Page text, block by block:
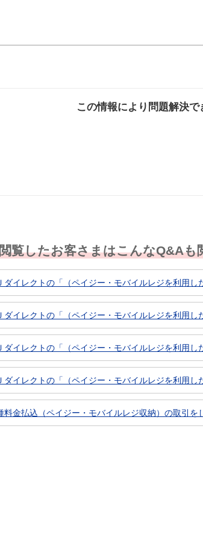
この情報により問題解決で
覧したお客さまはこんなQ&Aも
ダイレクトの「（ペイジー・モバイルレジを利用し
ダイレクトの「（ペイジー・モバイルレジを利用し
ダイレクトの「（ペイジー・モバイルレジを利用し
ダイレクトの「（ペイジー・モバイルレジを利用し
料金払込（ペイジー・モバイルレジ収納）の取引を